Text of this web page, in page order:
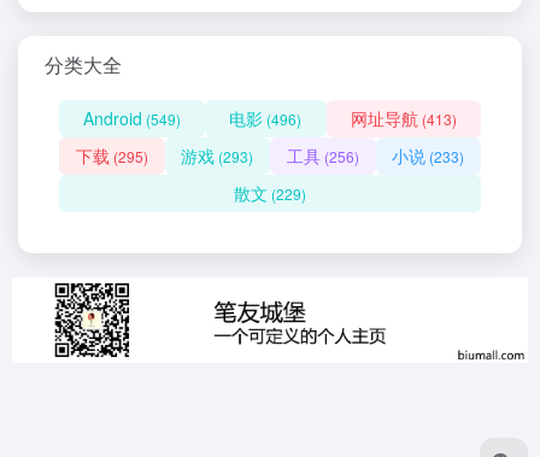
分类大全
Android (549) 电影 (496) 网址导航 (413)
下载 (295) 游戏 (293) 工具(256) 小说 (233)
散文 (229)